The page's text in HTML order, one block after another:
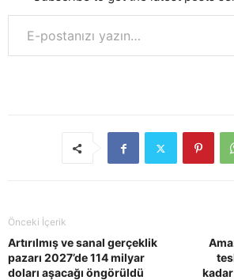
E-postanızı yazın…
Önceki İçerik
Artırılmış ve sanal gerçeklik
pazarı 2027’de 114 milyar
doları aşacağı öngörüldü